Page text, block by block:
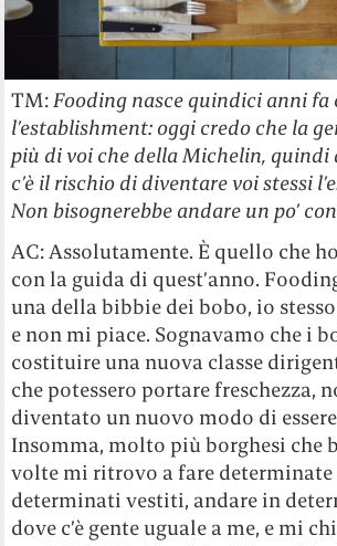
TM:Fooding nasce quindici anni fa
l’establishment: oggi credo che la
più di voi che della Michelin, quindi
c’è il rischio di diventare voi stessi
Non bisognerebbe andare un po’
AC: Assolutamente. È quello che
con la guida di quest’anno.
una della bibbie dei bobo, io
e non mi piace. Sognavamo che i
costituire una nuova classe
che potessero portare freschezza,
diventato un nuovo modo di
Insomma, molto più borghesi che
volte mi ritrovo a fare determinate
determinati vestiti, andare in
dove c’è gente uguale a me, e mi